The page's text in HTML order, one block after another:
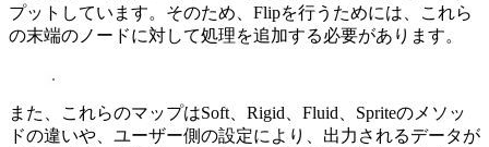
プットしています。そのため、Flipを行うためには、これら
の末端のノードに対して処理を追加する必要があります。
また、これらのマップはSoft、Rigid、Fluid、Spriteのメソッ
ドの違いや、ユーザー側の設定により、出力されるデータが